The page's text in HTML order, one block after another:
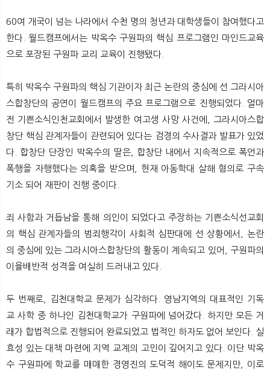
60여 개국이 넘는 나라에서 수천 명의 청년과 대학생들이 참여했다고
한다. 월드캠프에서는 박옥수 구원파의 핵심 프로그램인 마인드교육
으로 포장된 구원파 교리 교육이 진행됐다.
특히 박옥수 구원파의 핵심 기관이자 최근 논란의 중심에 선 그라시아
스합창단의 공연이 월드캠프의 주요 프로그램으로 진행되었다. 얼마
전 기쁜소식인천교회에서 발생한 여고생 사망 사건에, 그라시아스합
창단 핵심 관계자들이 관련되어 있다는 검경의 수사결과 발표가 있었
다. 합창단 단장인 박옥수의 딸은, 합창단 내에서 지속적으로 폭언과
폭행을 자행했다는 의혹을 받으며, 현재 아동학대 살해 혐의로 구속
기소 되어 재판이 진행 중이다.
죄 사함과 거듭남을 통해 의인이 되었다고 주장하는 기쁜소식선교회
의 핵심 관계자들의 범죄행각이 사회적 심판대에 선 상황에서, 논란
의 중심에 있는 그라시아스합창단의 활동이 계속되고 있어, 구원파의
이율배반적 성격을 여실히 드러내고 있다.
두 번째로, 김천대학교 문제가 심각하다. 영남지역의 대표적인 기독
교 사학 중 하나인 김천대학교가 구원파에 넘어갔다. 하지만 모든 거
래가 합법적으로 진행되어 완료되었고 법적인 하자도 없어 보인다. 실
효성 있는 대책 마련에 지역 교계의 고민이 깊어지고 있다. 이단 박옥
수 구원파에 학교를 매매한 경영진의 도덕적 해이도 문제지만, 이로